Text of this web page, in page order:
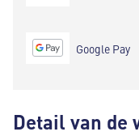
Google Pay
Detail van de